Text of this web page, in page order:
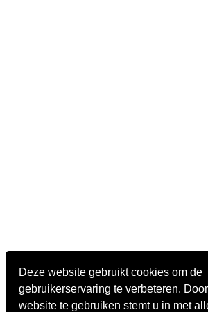
Deze website gebruikt cookies om de
gebruikerservaring te verbeteren.
website te gebruiken stemt u in met